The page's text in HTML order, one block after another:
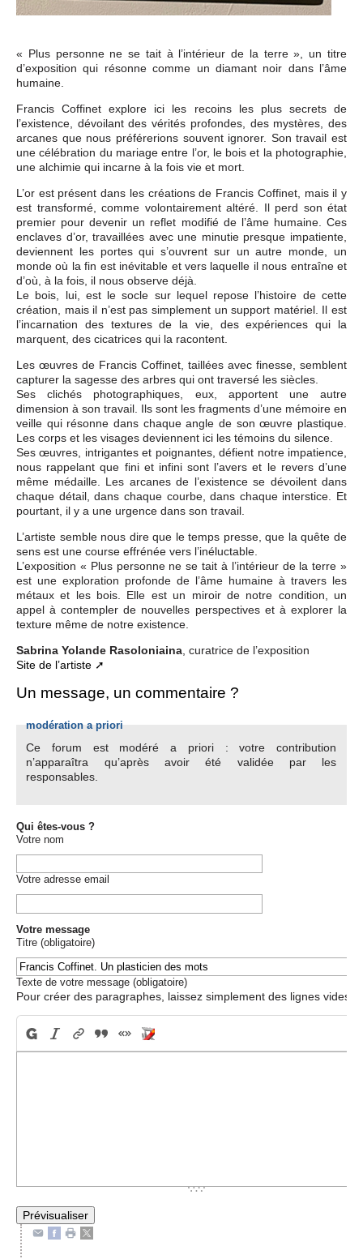
« Plus personne ne se tait à l’intérieur de la terre », un titre
d’exposition qui résonne comme un diamant noir dans l’âme
humaine.
Francis Coffinet explore ici les recoins les plus secrets de
l’existence, dévoilant des vérités profondes, des mystères, des
arcanes que nous préférerions souvent ignorer. Son travail est
une célébration du mariage entre l’or, le bois et la photographie,
une alchimie qui incarne à la fois vie et mort.
L’or est présent dans les créations de Francis Coffinet, mais il y
est transformé, comme volontairement altéré. Il perd son état
premier pour devenir un reflet modifié de l’âme humaine. Ces
enclaves d’or, travaillées avec une minutie presque impatiente,
deviennent les portes qui s’ouvrent sur un autre monde, un
monde où la fin est inévitable et vers laquelle il nous entraîne et
d’où, à la fois, il nous observe déjà.
Le bois, lui, est le socle sur lequel repose l’histoire de cette
création, mais il n’est pas simplement un support matériel. Il est
l’incarnation des textures de la vie, des expériences qui la
marquent, des cicatrices qui la racontent.
Les œuvres de Francis Coffinet, taillées avec finesse, semblent
capturer la sagesse des arbres qui ont traversé les siècles.
Ses clichés photographiques, eux, apportent une autre
dimension à son travail. Ils sont les fragments d’une mémoire en
veille qui résonne dans chaque angle de son œuvre plastique.
Les corps et les visages deviennent ici les témoins du silence.
Ses œuvres, intrigantes et poignantes, défient notre impatience,
nous rappelant que fini et infini sont l’avers et le revers d’une
même médaille. Les arcanes de l’existence se dévoilent dans
chaque détail, dans chaque courbe, dans chaque interstice. Et
pourtant, il y a une urgence dans son travail.
L’artiste semble nous dire que le temps presse, que la quête de
sens est une course effrénée vers l’inéluctable.
L’exposition « Plus personne ne se tait à l’intérieur de la terre »
est une exploration profonde de l’âme humaine à travers les
métaux et les bois. Elle est un miroir de notre condition, un
appel à contempler de nouvelles perspectives et à explorer la
texture même de notre existence.
Sabrina Yolande Rasoloniaina, curatrice de l’exposition
Site de l’artiste
Un message, un commentaire ?
modération a priori
Ce forum est modéré a priori : votre contribution
n’apparaîtra qu’après avoir été validée par les
responsables.
Qui êtes-vous ?
Votre nom
Votre adresse email
Votre message
Titre (obligatoire)
Texte de votre message (obligatoire)
Pour créer des paragraphes, laissez simplement des lignes vides.